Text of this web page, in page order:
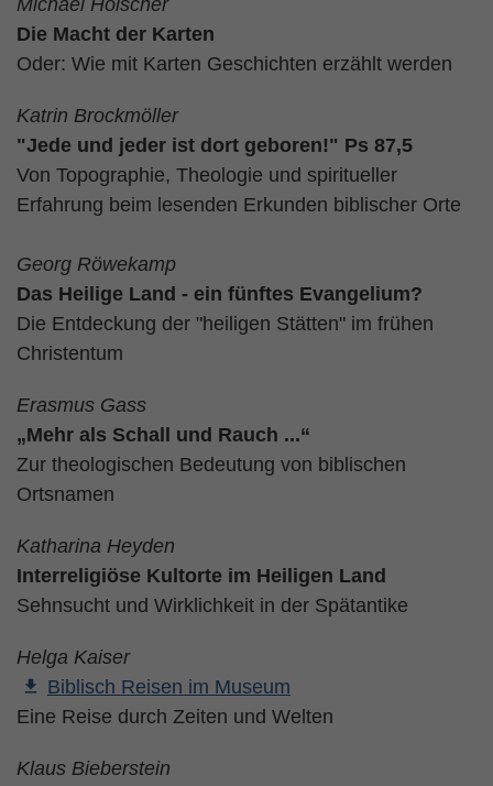
Michael Hölscher
Die Macht der Karten
Oder: Wie mit Karten Geschichten erzählt werden
Katrin Brockmöller
"Jede und jeder ist dort geboren!" Ps 87,5
Von Topographie, Theologie und spiritueller
Erfahrung beim lesenden Erkunden biblischer Orte
Georg Röwekamp
Das Heilige Land - ein fünftes Evangelium?
Die Entdeckung der "heiligen Stätten" im frühen
Christentum
Erasmus Gass
„Mehr als Schall und Rauch ...“
Zur theologischen Bedeutung von biblischen
Ortsnamen
Katharina Heyden
Interreligiöse Kultorte im Heiligen Land
Sehnsucht und Wirklichkeit in der Spätantike
Helga Kaiser
Biblisch Reisen im Museum
Eine Reise durch Zeiten und Welten
Klaus Bieberstein